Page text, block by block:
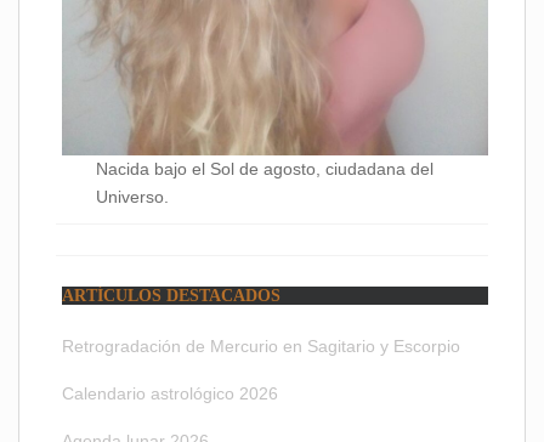
Nacida bajo el Sol de agosto, ciudadana del
Universo.
ARTÍCULOS DESTACADOS
Retrogradación de Mercurio en Sagitario y Escorpio
Calendario astrológico 2026